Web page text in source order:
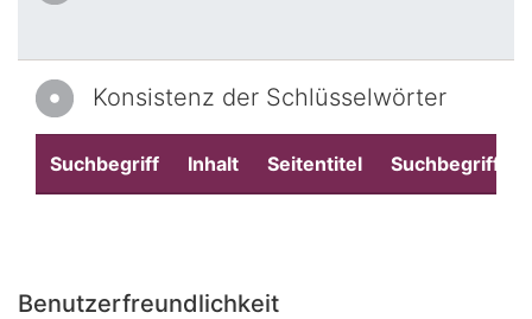
Konsistenz der Schlüsselwörter
Suchbegriff Inhalt Seitentitel Suchbegriffe
Benutzerfreundlichkeit